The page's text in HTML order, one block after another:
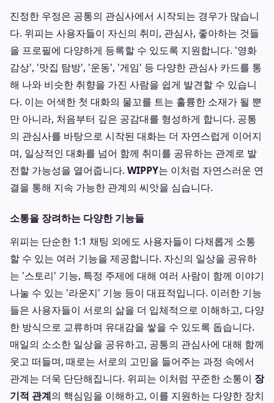
진정한 우정은 공통의 관심사에서 시작되는 경우가 많습니
다. 위피는 사용자들이 자신의 취미, 관심사, 좋아하는 것들
을 프로필에 다양하게 등록할 수 있도록 지원합니다. '영화
감상', '맛집 탐방', '운동', '게임' 등 다양한 관심사 카드를 통
해 나와 비슷한 취향을 가진 사람을 쉽게 발견할 수 있습니
다. 이는 어색한 첫 대화의 물꼬를 트는 훌륭한 소재가 될 뿐
만 아니라, 처음부터 깊은 공감대를 형성하게 합니다. 공통
의 관심사를 바탕으로 시작된 대화는 더 자연스럽게 이어지
며, 일상적인 대화를 넘어 함께 취미를 공유하는 관계로 발
전할 가능성을 열어줍니다. WIPPY는 이처럼 자연스러운 연
결을 통해 지속 가능한 관계의 씨앗을 심습니다.
소통을 장려하는 다양한 기능들
위피는 단순한 1:1 채팅 외에도 사용자들이 다채롭게 소통
할 수 있는 여러 기능을 제공합니다. 자신의 일상을 공유하
는 '스토리' 기능, 특정 주제에 대해 여러 사람이 함께 이야기
나눌 수 있는 '라운지' 기능 등이 대표적입니다. 이러한 기능
들은 사용자들이 서로의 삶을 더 입체적으로 이해하고, 다양
한 방식으로 교류하며 유대감을 쌓을 수 있도록 돕습니다.
매일의 소소한 일상을 공유하고, 공통의 관심사에 대해 함께
웃고 떠들며, 때로는 서로의 고민을 들어주는 과정 속에서
관계는 더욱 단단해집니다. 위피는 이처럼 꾸준한 소통이 장
기적 관계의 핵심임을 이해하고, 이를 지원하는 다양한 장치